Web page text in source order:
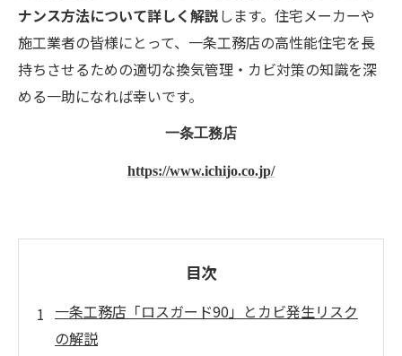
ナンス方法について詳しく解説します。住宅メーカーや
施工業者の皆様にとって、一条工務店の高性能住宅を長
持ちさせるための適切な換気管理・カビ対策の知識を深
める一助になれば幸いです。
一条工務店
https://www.ichijo.co.jp/
目次
一条工務店「ロスガード90」とカビ発生リスク
の解説